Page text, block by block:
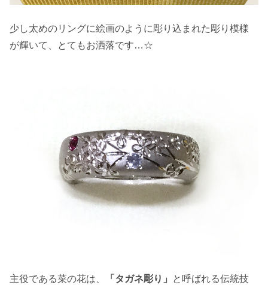
少し太めのリングに絵画のように彫り込まれた彫り模様
が輝いて、とてもお洒落です…☆
主役である菜の花は、 「タガネ彫り」 と呼ばれる伝統技